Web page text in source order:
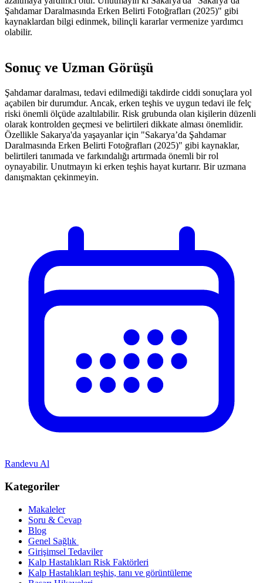
Şahdamar Daralmasında Erken Belirti Fotoğrafları (2025)" gibi
kaynaklardan bilgi edinmek, bilinçli kararlar vermenize yardımcı
olabilir.
Sonuç ve Uzman Görüşü
Şahdamar daralması, tedavi edilmediği takdirde ciddi sonuçlara yol
açabilen bir durumdur. Ancak, erken teşhis ve uygun tedavi ile felç
riski önemli ölçüde azaltılabilir. Risk grubunda olan kişilerin düzenli
olarak kontrolden geçmesi ve belirtileri dikkate alması önemlidir.
Özellikle Sakarya'da yaşayanlar için "Sakarya’da Şahdamar
Daralmasında Erken Belirti Fotoğrafları (2025)" gibi kaynaklar,
belirtileri tanımada ve farkındalığı artırmada önemli bir rol
oynayabilir. Unutmayın ki erken teşhis hayat kurtarır. Bir uzmana
danışmaktan çekinmeyin.
Randevu Al
Kategoriler
Makaleler
Soru & Cevap
Blog
Genel Sağlık
Girişimsel Tedaviler
Kalp Hastalıkları Risk Faktörleri
Kalp Hastalıkları teşhis, tanı ve görüntüleme